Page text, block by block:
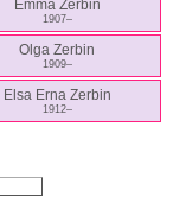
Emma Zerbin
1907–
Olga Zerbin
1909–
Elsa Erna Zerbin
1912–